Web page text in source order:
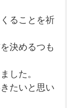
ることを祈
決めるつも
した。
たいと思い